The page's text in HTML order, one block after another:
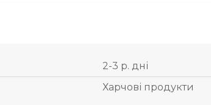
2-3 р. дні
Харчові продукти